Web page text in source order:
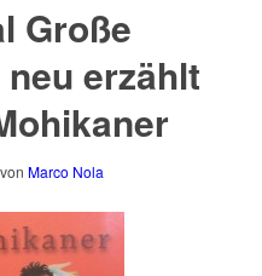
Große
erzählt
von Marco Nola